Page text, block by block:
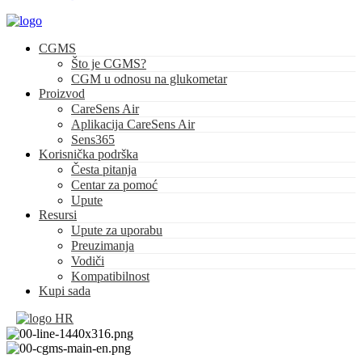
CGMS
Što je CGMS?
CGM u odnosu na glukometar
Proizvod
CareSens Air
Aplikacija CareSens Air
Sens365
Korisnička podrška
Česta pitanja
Centar za pomoć
Upute
Resursi
Upute za uporabu
Preuzimanja
Vodiči
Kompatibilnost
Kupi sada
HR